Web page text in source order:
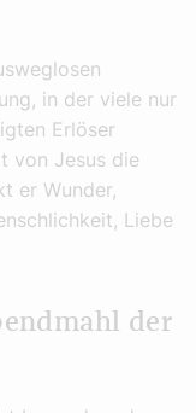
in der viele nur
Erlöser
von Jesus die
er Wunder,
Liebe
der